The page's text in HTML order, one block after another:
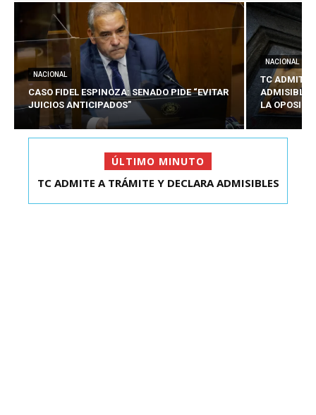
NACIONAL
CASO FIDEL ESPINOZA: SENADO PIDE “EVITAR
JUICIOS ANTICIPADOS”
NACIONAL
TC ADMITE
ADMISIBLES
LA
ÚLTIMO MINUTO
EXDIPUTADO LAVÍN SALIÓ DE CAPITÁN YÁBER
TC ADMITE A TRÁMITE Y DECLARA ADMISIBLES